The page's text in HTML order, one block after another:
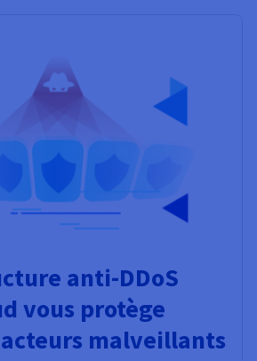
anti-DDoS
vous protège
malveillants